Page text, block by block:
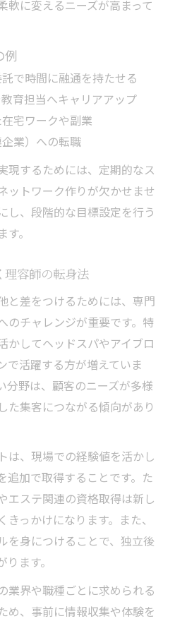
軟に変えるニーズが高まって
例
で時間に融通を持たせる
育担当へキャリアアップ
宅ワークや副業
業）への転職
現するためには、定期的なス
ットワーク作りが欠かせませ
し、段階的な目標設定を行う
。
理容師の転身法
と差をつけるためには、専門
のチャレンジが重要です。特
かしてヘッドスパやアイブロ
で活躍する方が増えていま
分野は、顧客のニーズが多様
た集客につながる傾向があり
は、現場での経験値を活かし
追加で取得することです。た
エステ関連の資格取得は新し
っかけになります。また、
を身につけることで、独立後
ます。
業界や職種ごとに求められる
め、事前に情報収集や体験を